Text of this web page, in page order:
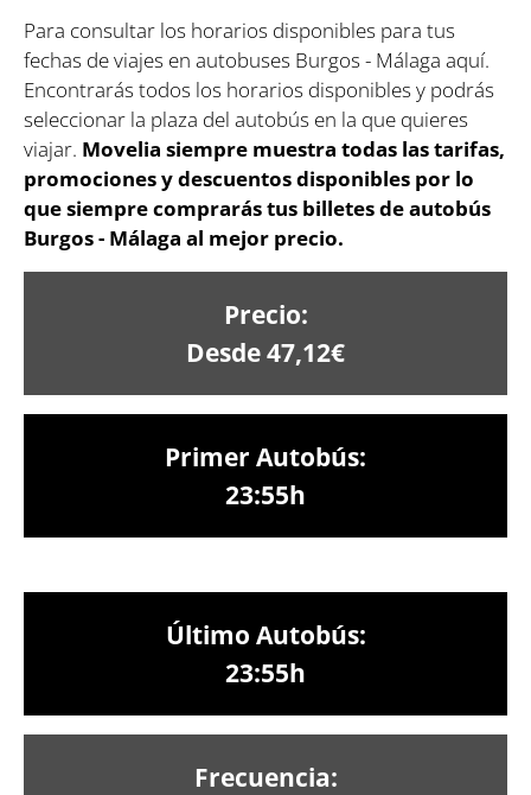
Para consultar los horarios disponibles para tus
fechas de viajes en autobuses Burgos - Málaga aquí.
Encontrarás todos los horarios disponibles y podrás
seleccionar la plaza del autobús en la que quieres
viajar. Movelia siempre muestra todas las tarifas,
promociones y descuentos disponibles por lo
que siempre comprarás tus billetes de autobús
Burgos - Málaga al mejor precio.
Precio:
Desde 47,12€
Primer Autobús:
23:55h
Último Autobús:
23:55h
Frecuencia: